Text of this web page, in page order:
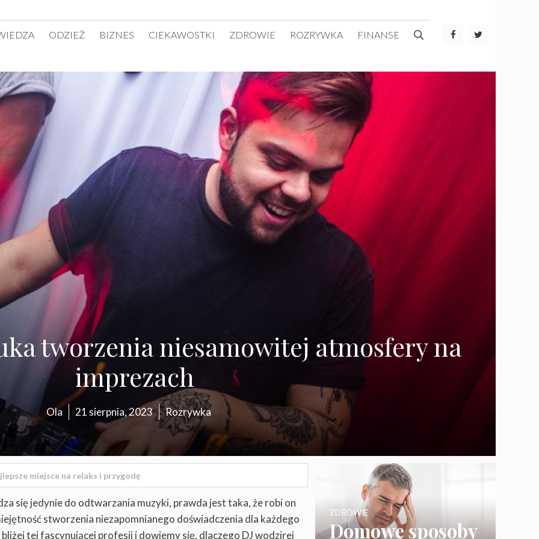
ODZIEŻ BIZNES CIEKAWOSTKI ZDROWIE ROZRYWKA FINANSE
tworzenia niesamowitej atmosfery na
imprezach
Ola 21 sierpnia, 2023 Rozrywka
się jedynie do odtwarzania muzyki, prawda jest taka, że robi on
stworzenia niezapomnianego doświadczenia dla każdego
tej fascynującej profesji i dowiemy się, dlaczego DJ wodzirej
Domowe sposoby
ZDROWIE